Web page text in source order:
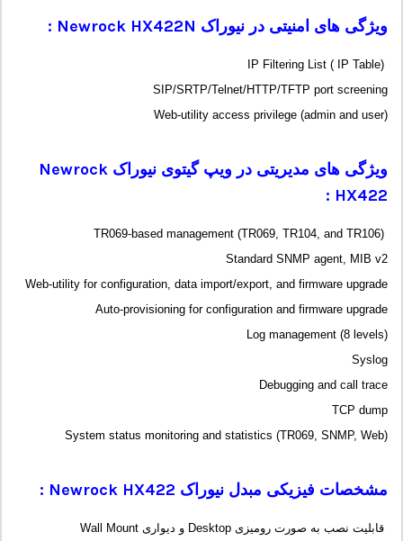
ویژگی های امنیتی در نیوراک Newrock HX422N :
SIP/SRTP/Telnet/HTTP/TFTP port screening
Web-utility access privilege (admin and user)
ویژگی های مدیریتی در ویپ گیتوی نیوراک Newrock
HX422
:
Standard SNMP agent, MIB v2
Web-utility for configuration, data import/export, and firmware upgrade
Auto-provisioning for configuration and firmware upgrade
Log management (8 levels)
Syslog
Debugging and call trace
TCP dump
System status monitoring and statistics (TR069, SNMP, Web)
مشخصات فیزیکی مبدل نیوراک Newrock HX422
:
قابلیت نصب به صورت رومیزی Desktop و دیواری Wall Mount